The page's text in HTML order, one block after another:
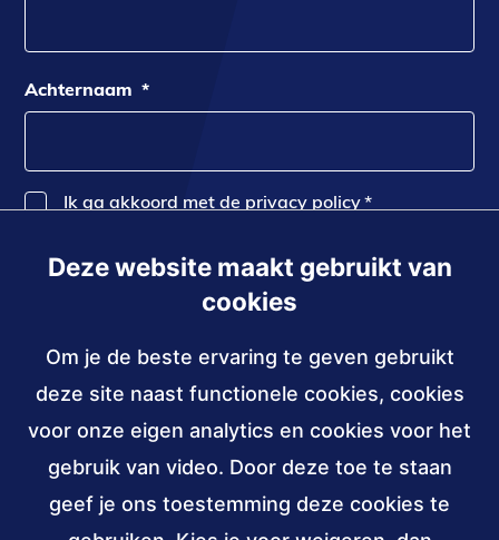
Deze website maakt gebruikt van
cookies
Om je de beste ervaring te geven gebruikt
deze site naast functionele cookies, cookies
voor onze eigen analytics en cookies voor het
gebruik van video. Door deze toe te staan
geef je ons toestemming deze cookies te
Achternaam *
Ik ga akkoord met de privacy policy*
Inschrijven
Contact
030 - 239 82 70
info@accessibility.nl (verzendt
email)